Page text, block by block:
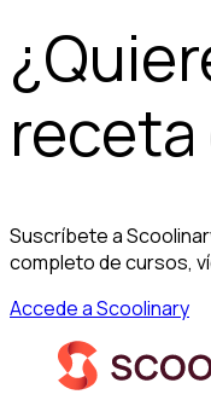
Suscríbete a
completo de cursos,
Accede a Scoolinary